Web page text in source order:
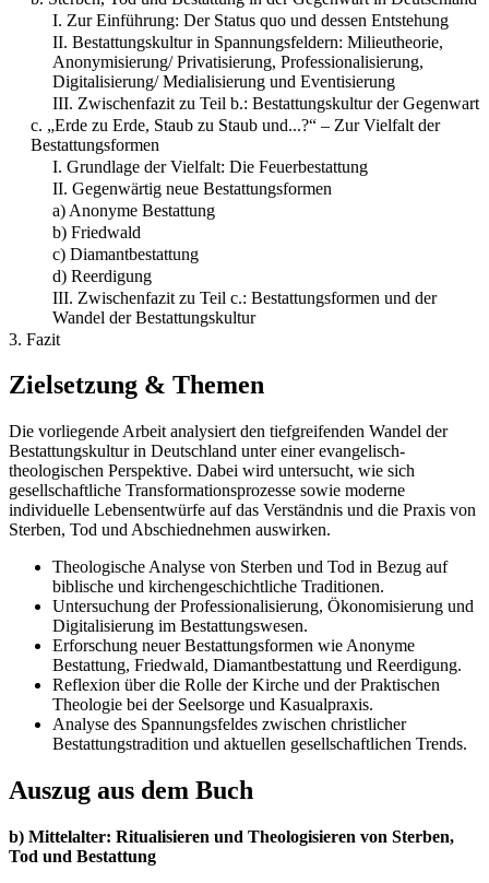
I. Zur Einführung: Der Status quo und dessen Entstehung
II. Bestattungskultur in Spannungsfeldern: Milieutheorie,
Anonymisierung/ Privatisierung, Professionalisierung,
Digitalisierung/ Medialisierung und Eventisierung
III. Zwischenfazit zu Teil b.: Bestattungskultur der Gegenwart
c. „Erde zu Erde, Staub zu Staub und...?“ – Zur Vielfalt der
Bestattungsformen
I. Grundlage der Vielfalt: Die Feuerbestattung
II. Gegenwärtig neue Bestattungsformen
a) Anonyme Bestattung
b) Friedwald
c) Diamantbestattung
d) Reerdigung
III. Zwischenfazit zu Teil c.: Bestattungsformen und der
Wandel der Bestattungskultur
3. Fazit
Zielsetzung & Themen
Die vorliegende Arbeit analysiert den tiefgreifenden Wandel der
Bestattungskultur in Deutschland unter einer evangelisch-
theologischen Perspektive. Dabei wird untersucht, wie sich
gesellschaftliche Transformationsprozesse sowie moderne
individuelle Lebensentwürfe auf das Verständnis und die Praxis von
Sterben, Tod und Abschiednehmen auswirken.
Theologische Analyse von Sterben und Tod in Bezug auf
biblische und kirchengeschichtliche Traditionen.
Untersuchung der Professionalisierung, Ökonomisierung und
Digitalisierung im Bestattungswesen.
Erforschung neuer Bestattungsformen wie Anonyme
Bestattung, Friedwald, Diamantbestattung und Reerdigung.
Reflexion über die Rolle der Kirche und der Praktischen
Theologie bei der Seelsorge und Kasualpraxis.
Analyse des Spannungsfeldes zwischen christlicher
Bestattungstradition und aktuellen gesellschaftlichen Trends.
Auszug aus dem Buch
b) Mittelalter: Ritualisieren und Theologisieren von Sterben,
Tod und Bestattung